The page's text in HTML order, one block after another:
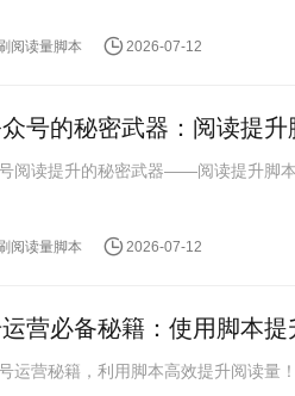
阅读量脚本 2026-07-12
号的秘密武器：阅读提升
阅读提升的秘密武器——阅读提升脚
阅读量脚本 2026-07-12
营必备秘籍：使用脚本提
运营秘籍，利用脚本高效提升阅读量